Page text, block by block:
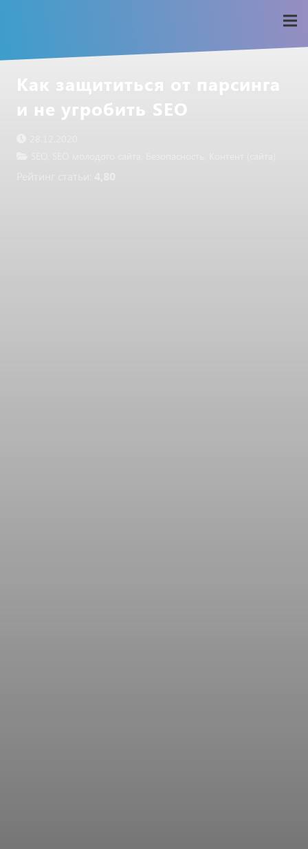
Как защититься от парсинга
и не угробить SEO